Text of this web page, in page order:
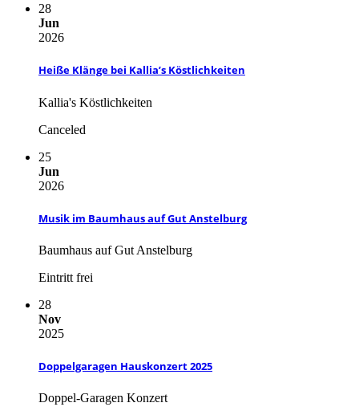
28
Jun
2026
Heiße Klänge bei Kallia’s Köstlichkeiten
Kallia's Köstlichkeiten
Canceled
25
Jun
2026
Musik im Baumhaus auf Gut Anstelburg
Baumhaus auf Gut Anstelburg
Eintritt frei
28
Nov
2025
Doppelgaragen Hauskonzert 2025
Doppel-Garagen Konzert